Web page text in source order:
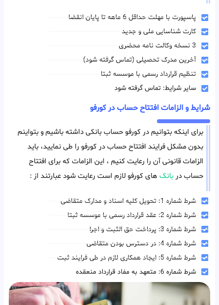
پاسپورت با مهلت حداقل 6 ماهه تا پایان انقضا
کارت شناسایی ملی و جدید
3 نسخه وکالت نامه محضری
آخرین مدرک تحصیلی (تماس گرفته شود)
تنظیم قرارداد رسمی با موسسه ثبتا
سایر شرایط: تماس گرفته شود
شرایط و الزامات افتتاح حساب در کورفو
برای اینکه بتوانیم در کورفو حساب بانکی داشته باشیم و بتواینم
بدون مشکل فرایند افتتاح حساب در کورفو را طی نمایید، باید
الزامات قانونی آن را رعایت کنیم ، این الزامات که برای افتتاح
حساب در بانک های کورفو لازم است رعایت شود عبارتند از :
شرط شماره 1: تحویل کلیه اسناد و مدارک متقاضی
شرط شماره 2: عقد قرارداد رسمی با موسسه ثبتا
شرط شماره 3: پرداخت حق الثبت و اجرا
شرط شماره 4: در دسترس بودن متقاضی
شرط شماره 5: ایجاد همکاری لازم در طی فرایند ثبت
شرط شماره 6: متعهد به مفاد قرارداد منعقده